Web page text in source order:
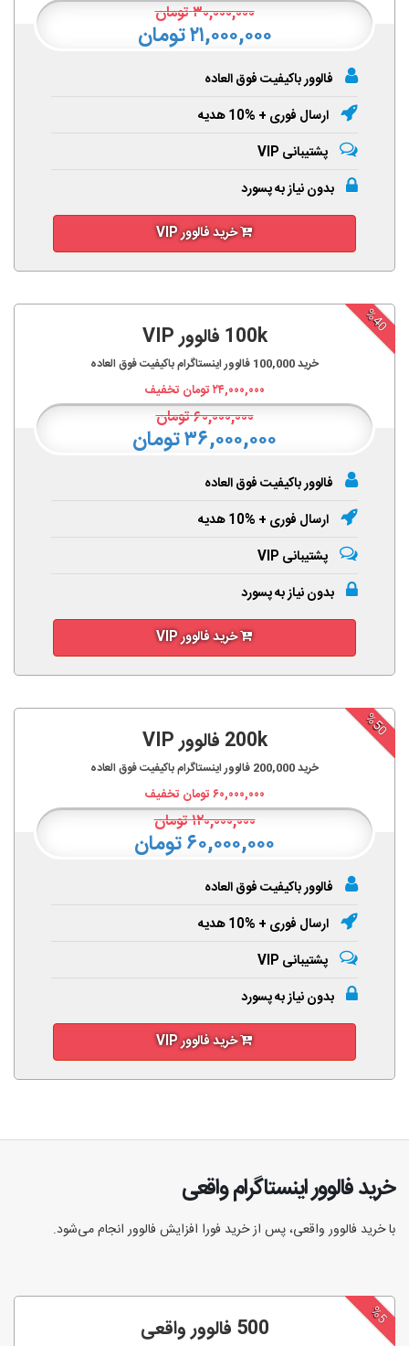
۳۰,۰۰۰,۰۰۰تومان
۲۱,۰۰۰,۰۰۰ تومان
فالوور باکیفیت فوق العاده
ارسال فوری + %10 هدیه
پشتیبانی VIP
بدون نیاز به پسورد
خرید فالوور VIP
%40
100k فالوور VIP
خرید100,000 فالوور اینستاگرام باکیفیت فوق العاده
۲۴,۰۰۰,۰۰۰تومان تخفیف
۶۰,۰۰۰,۰۰۰تومان
۳۶,۰۰۰,۰۰۰ تومان
فالوور باکیفیت فوق العاده
ارسال فوری + %10 هدیه
پشتیبانی VIP
بدون نیاز به پسورد
خرید فالوور VIP
%50
200k فالوور VIP
خرید200,000 فالوور اینستاگرام باکیفیت فوق العاده
۶۰,۰۰۰,۰۰۰تومان تخفیف
۱۲۰,۰۰۰,۰۰۰تومان
۶۰,۰۰۰,۰۰۰ تومان
فالوور باکیفیت فوق العاده
ارسال فوری + %10 هدیه
پشتیبانی VIP
بدون نیاز به پسورد
خرید فالوور VIP
خرید فالوور اینستاگرام واقعی
با خرید فالوور واقعی، پس از خرید فورا افزایش فالوور انجام‌ می‌شود.
%5 500 فالوور واقعی